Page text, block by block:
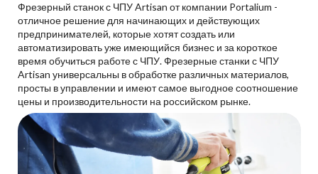
Фрезерный станок с ЧПУ Artisan от компании Portalium -
отличное решение для начинающих и действующих
предпринимателей, которые хотят создать или
автоматизировать уже имеющийся бизнес и за короткое
время обучиться работе с ЧПУ. Фрезерные станки с ЧПУ
Artisan универсальны в обработке различных материалов,
просты в управлении и имеют самое выгодное соотношение
цены и производительности на российском рынке.